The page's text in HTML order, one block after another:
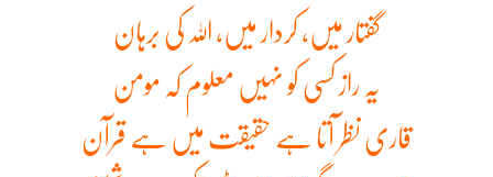
گفتار میں، کردار میں، اللہ کی برہان
یہ راز کسی کو نہیں معلوم کہ مومن
قاری نظر آتا ہے حقیقت میں ہے قرآن